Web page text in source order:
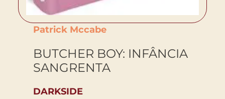
Patrick Mccabe
BUTCHER BOY: INFÂNCIA
SANGRENTA
DARKSIDE